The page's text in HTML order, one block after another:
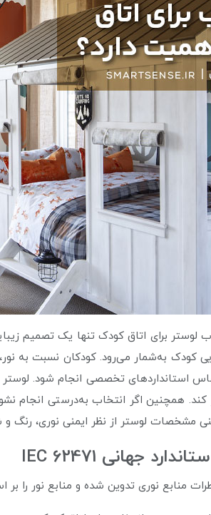
لوستر برای اتاق کودک تنها یک تصمیم
کودک به‌شمار می‌رود. کودکان نسبت به
استانداردهای تخصصی انجام شود.
کند. همچنین اگر انتخاب به‌درستی
مشخصات لوستر از نظر ایمنی نوری، رنگ و
خطرات منابع نوری تدوین شده و منابع